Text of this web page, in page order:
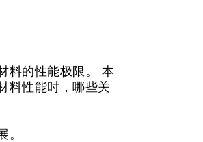
料的性能极限。 本
料性能时，哪些关
。